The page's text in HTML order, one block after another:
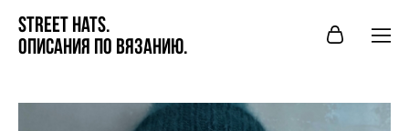
STREet hats.
Описания по вязанию.